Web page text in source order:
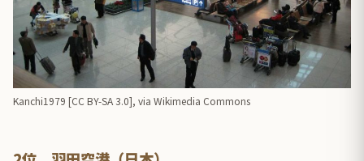
Kanchi1979 [CC BY-SA 3.0], via Wikimedia Commons